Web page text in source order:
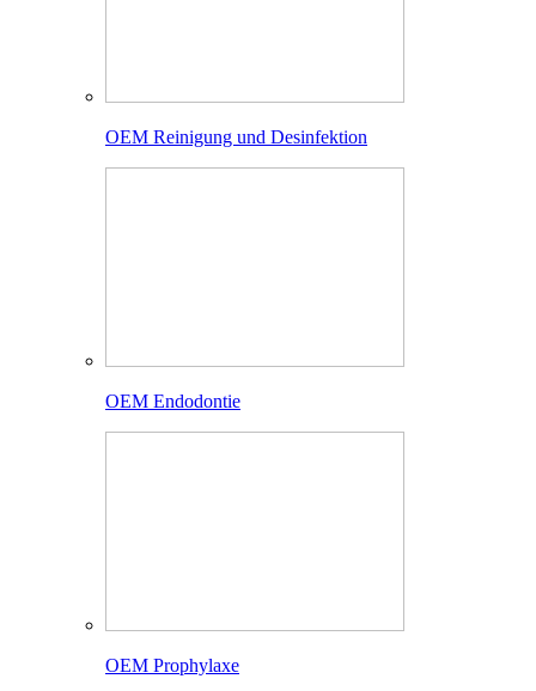
OEM Reinigung und Desinfektion
OEM Endodontie
OEM Prophylaxe